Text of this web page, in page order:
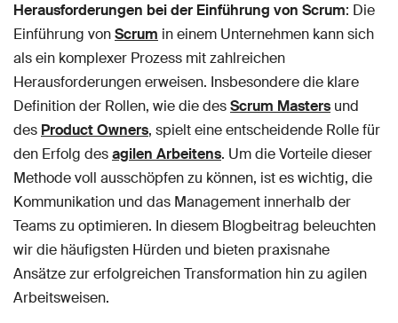
Herausforderungen bei der Einführung von Scrum: Die
Einführung vonScrum in einem Unternehmen kann sich
als ein komplexer Prozess mit zahlreichen
Herausforderungen erweisen. Insbesondere die klare
Definition der Rollen, wie die desScrum Masters und
des Product Owners, spielt eine entscheidende Rolle für
den Erfolg desagilen Arbeitens. Um die Vorteile dieser
Methode voll ausschöpfen zu können, ist es wichtig, die
Kommunikation und das Management innerhalb der
Teams zu optimieren. In diesem Blogbeitrag beleuchten
wir die häufigsten Hürden und bieten praxisnahe
Ansätze zur erfolgreichen Transformation hin zu agilen
Arbeitsweisen.